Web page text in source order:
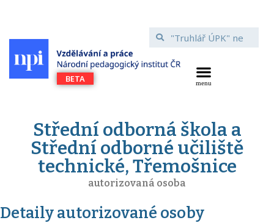
Střední odborná škola a
Střední odborné učiliště
technické, Třemošnice
autorizovaná osoba
Detaily autorizované osoby